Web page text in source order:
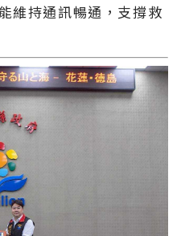
維持通訊暢通，支撐救